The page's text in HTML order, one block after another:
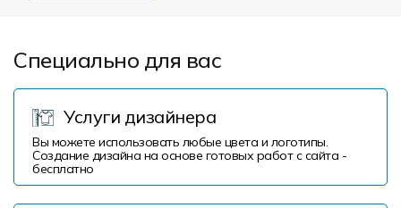
Специально для вас
Услуги дизайнера
Вы можете использовать любые цвета и логотипы.
Создание дизайна на основе готовых работ с сайта -
бесплатно